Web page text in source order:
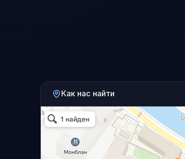
Как нас найти